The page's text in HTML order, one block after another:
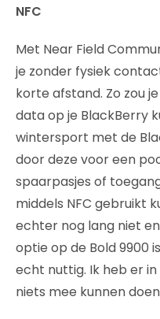
NFC
Met Near Field
je zonder fysiek
korte afstand. Zo zou
data op je BlackBerry
wintersport met de
door deze voor een
spaarpasjes of
middels NFC gebruikt
echter nog lang niet
optie op de Bold 9900
echt nuttig. Ik heb er
niets mee kunnen